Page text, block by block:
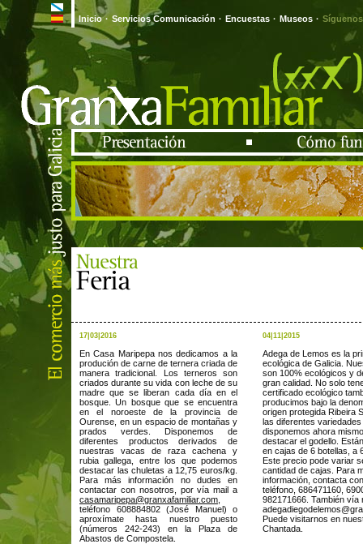
Inicio · Servicios Comunicación · Encuestas · Museos · Síguenos
04|11|2015
Adega de Lemos es la
ecológica de Galicia.
son 100% ecológicos y
gran calidad. No solo
certificado ecológico
producimos bajo la
origen protegida Ribeira
las diferentes variedades
disponemos ahora
destacar el godello.
en cajas de 6 botellas, a
Este precio pode variar
cantidad de cajas. Para
información, contacta
teléfono, 686471160,
982171666. También vía
Puede visitarnos en
Chantada.
17|03|2016
En Casa Maripepa nos dedicamos a la
produción de carne de ternera criada de
manera tradicional. Los terneros son
criados durante su vida con leche de su
madre que se liberan cada día en el
bosque. Un bosque que se encuentra
en el noroeste de la provincia de
Ourense, en un espacio de montañas y
prados verdes. Disponemos de
diferentes productos derivados de
nuestras vacas de raza cachena y
rubia gallega, entre los que podemos
destacar las chuletas a 12,75 euros/kg.
Para más información no dudes en
contactar con nosotros, por vía mail a
casamaripepa@granxafamiliar.com
teléfono 608884802 (José Manuel) o
aproxímate hasta nuestro puesto
(números 242-243) en la Plaza de
Abastos de Compostela.